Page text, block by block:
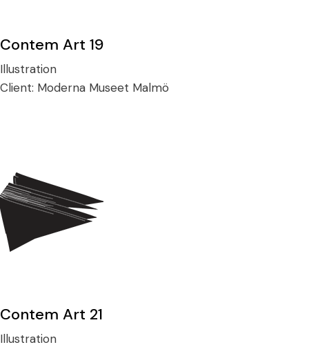
Contem Art 19
Illustration
Client: Moderna Museet Malmö
Contem Art 21
Illustration